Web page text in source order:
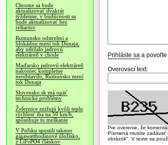
Chrome sa bude
aktualizovať dvakrát
týždenne, v budúcnosti sa
bude aktualizovať bez
reštartov
Rumunsko odstrelmi a
blokádou mení tok Dunaja,
aby udržalo jadrovú
elektráreň v chode
Maďarsko jadrovú elektráreň
nakoniec kompletne
neodstavilo, Rumunsko mení
tok Dunaja
Slovensko.sk má opäť
technické problémy
Železnice znižujú kvôli teplu
rýchlosť iba na 50 km/h,
spôsobuje to meškanie
V Poľsku spustili takmer
gigawatthodinové úložisko,
z LiFePO4 článkov
Prihláste sa a
Overovací text:
Pre overenie, že
Písmená musíte zadávať
obrázok". V texte sa